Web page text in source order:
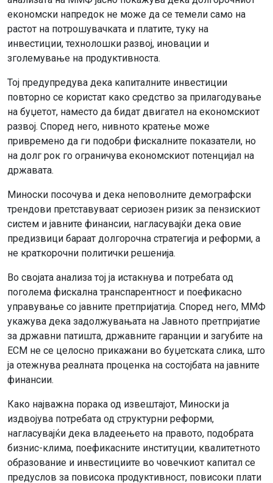
економски напредок не може да се темели само на
растот на потрошувачката и платите, туку на
инвестиции, технолошки развој, иновации и
зголемување на продуктивноста.
Тој предупредува дека капиталните инвестиции
повторно се користат како средство за прилагодување
на буџетот, наместо да бидат двигател на економскиот
развој. Според него, нивното кратење може
привремено да ги подобри фискалните показатели, но
на долг рок го ограничува економскиот потенцијал на
државата.
Миноски посочува и дека неповолните демографски
трендови претставуваат сериозен ризик за пензискиот
систем и јавните финансии, нагласувајќи дека овие
предизвици бараат долгорочна стратегија и реформи, а
не краткорочни политички решенија.
Во својата анализа тој ја истакнува и потребата од
поголема фискална транспарентност и поефикасно
управување со јавните претпријатија. Според него, ММФ
укажува дека задолжувањата на Јавното претпријатие
за државни патишта, државните гаранции и загубите на
ЕСМ не се целосно прикажани во буџетската слика, што
ја отежнува реалната проценка на состојбата на јавните
финансии.
Како најважна порака од извештајот, Миноски ја
издвојува потребата од структурни реформи,
нагласувајќи дека владеењето на правото, подобрата
бизнис-клима, поефикасните институции, квалитетното
образование и инвестициите во човечкиот капитал се
предуслов за повисока продуктивност, повисоки плати